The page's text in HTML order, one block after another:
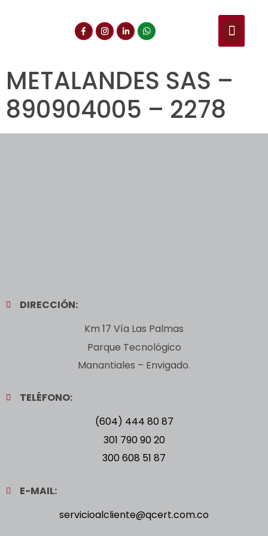
METALANDES SAS –
890904005 – 2278
DIRECCIÓN:
Km 17 Vía Las Palmas
Parque Tecnológico
Manantiales – Envigado.
TELÉFONO:
(604) 444 80 87
301 790 90 20
300 608 51 87
E-MAIL:
servicioalcliente@qcert.com.co